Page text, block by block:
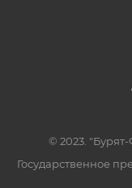
© 2023.
Государственное